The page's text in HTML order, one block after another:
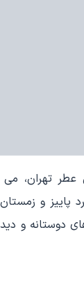
تهران، می‌
پاییز و
دوستانه و